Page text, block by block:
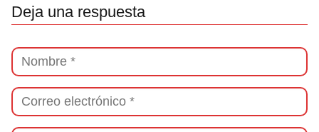
Deja una respuesta